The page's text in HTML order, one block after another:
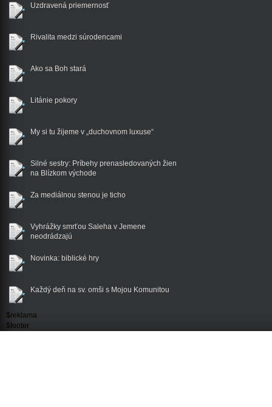
Uzdravená priemernosť
Rivalita medzi súrodencami
Ako sa Boh stará
Litánie pokory
My si tu žijeme v „duchovnom luxuse“
Silné sestry: Príbehy prenasledovaných žien
na Blízkom východe
Za mediálnou stenou je ticho
Vyhrážky smrťou Saleha v Jemene
neodrádzajú
Novinka: biblické hry
Každý deň na sv. omši s Mojou Komunitou
$reklama
$footer